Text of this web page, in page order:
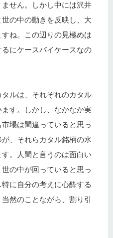
せん。しかし中には沢井
の中の動きを反映し、大
ね。この辺りの見極めは
にケースバイケースなの
ルは、それぞれのカタル
す。しかし、なかなか実
場は間違っていると思っ
、それらカタル銘柄の水
。人間と言うのは面白い
の中が回っていると思っ
に自分の考えに心酔する
然のことながら、割り引